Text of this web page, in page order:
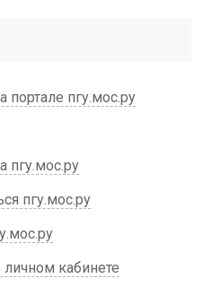
портале пгу.мос.ру
пгу.мос.ру
пгу.мос.ру
личном кабинете